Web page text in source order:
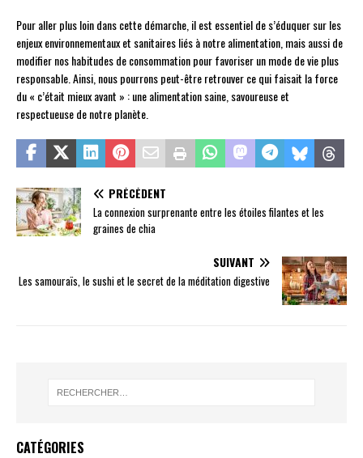
Pour aller plus loin dans cette démarche, il est essentiel de s’éduquer sur les
enjeux environnementaux et sanitaires liés à notre alimentation, mais aussi de
modifier nos habitudes de consommation pour favoriser un mode de vie plus
responsable. Ainsi, nous pourrons peut-être retrouver ce qui faisait la force
du « c’était mieux avant » : une alimentation saine, savoureuse et
respectueuse de notre planète.
PRÉCÉDENT
La connexion surprenante entre les étoiles filantes et les
graines de chia
SUIVANT
Les samouraïs, le sushi et le secret de la méditation digestive
CATÉGORIES